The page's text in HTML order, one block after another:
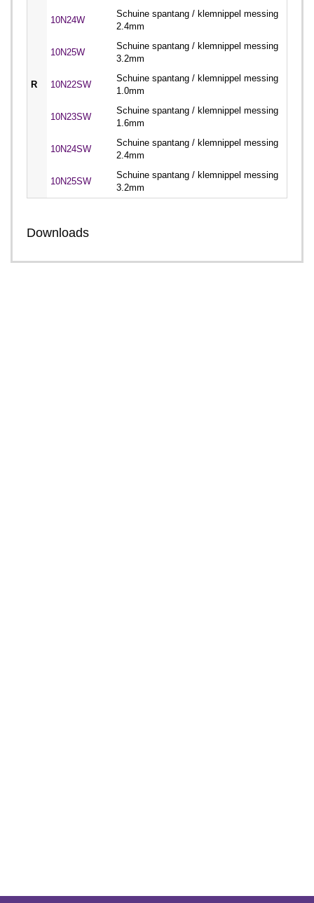
10N24W
Schuine spantang / klemnippel messing
2.4mm
10N25W
Schuine spantang / klemnippel messing
3.2mm
R 10N22SW
Schuine spantang / klemnippel messing
1.0mm
10N23SW
Schuine spantang / klemnippel messing
1.6mm
10N24SW
Schuine spantang / klemnippel messing
2.4mm
10N25SW
Schuine spantang / klemnippel messing
3.2mm
Downloads